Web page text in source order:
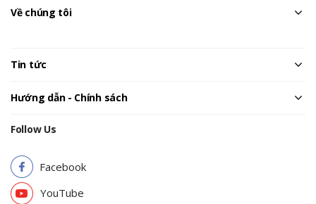
Về chúng tôi
Tin tức
Hướng dẫn - Chính sách
Follow Us
Facebook
YouTube